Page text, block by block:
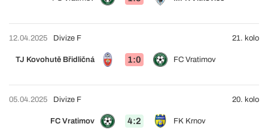
12.04.2025
TJ Kovohutě Břidličná 1:0 FC Vratimov
Divize F 21. kolo
05.04.2025
FC Vratimov 4:2 FK Krnov
Divize F 20. kolo